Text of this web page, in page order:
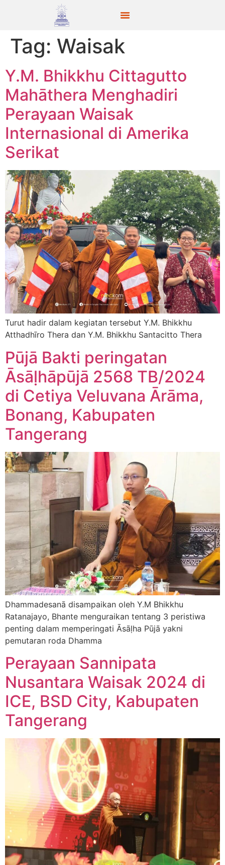
Tag: Waisak
Y.M. Bhikkhu Cittagutto
Mahāthera Menghadiri
Perayaan Waisak
Internasional di Amerika
Serikat
Turut hadir dalam kegiatan tersebut Y.M. Bhikkhu
Atthadhīro Thera dan Y.M. Bhikkhu Santacitto Thera
Pūjā Bakti peringatan
Āsāḷhāpūjā 2568 TB/2024
di Cetiya Veluvana Ārāma,
Bonang, Kabupaten
Tangerang
Dhammadesanā disampaikan oleh Y.M Bhikkhu
Ratanajayo, Bhante menguraikan tentang 3 peristiwa
penting dalam memperingati Āsāḷha Pūjā yakni
pemutaran roda Dhamma
Perayaan Sannipata
Nusantara Waisak 2024 di
ICE, BSD City, Kabupaten
Tangerang